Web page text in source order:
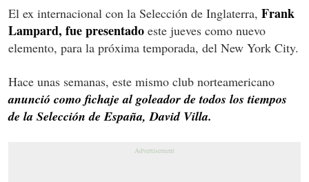
El ex internacional con la Selección de Inglaterra, Frank
Lampard, fue presentado este jueves como nuevo
elemento, para la próxima temporada, del New York City.
Hace unas semanas, este mismo club norteamericano
anunció como fichaje al goleador de todos los tiempos
de la Selección de España, David Villa.